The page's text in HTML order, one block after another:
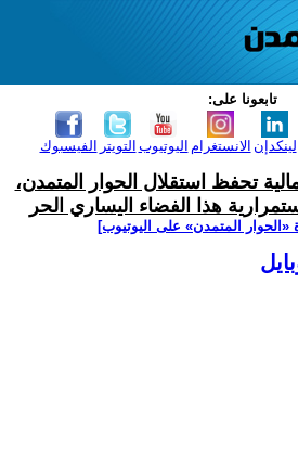
تابعونا على:
الفيسبوك التويتر اليوتيوب الانستغرام لينكدإن
تحفظ استقلال الحوار المتمدن،
هذا الفضاء اليساري الحر
المتمدن» على اليوتيوب]